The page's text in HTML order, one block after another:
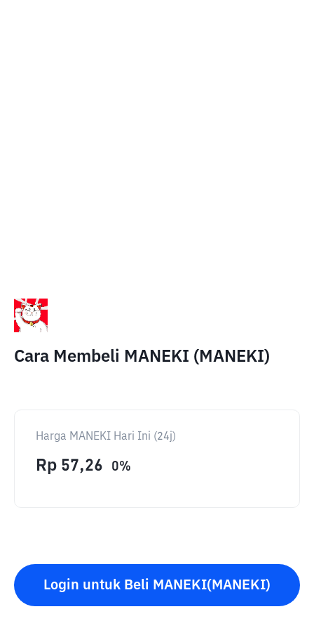
Cara Membeli MANEKI (MANEKI)
Harga MANEKI Hari Ini (24j)
Rp 57,26 0%
Login untuk Beli MANEKI(MANEKI)